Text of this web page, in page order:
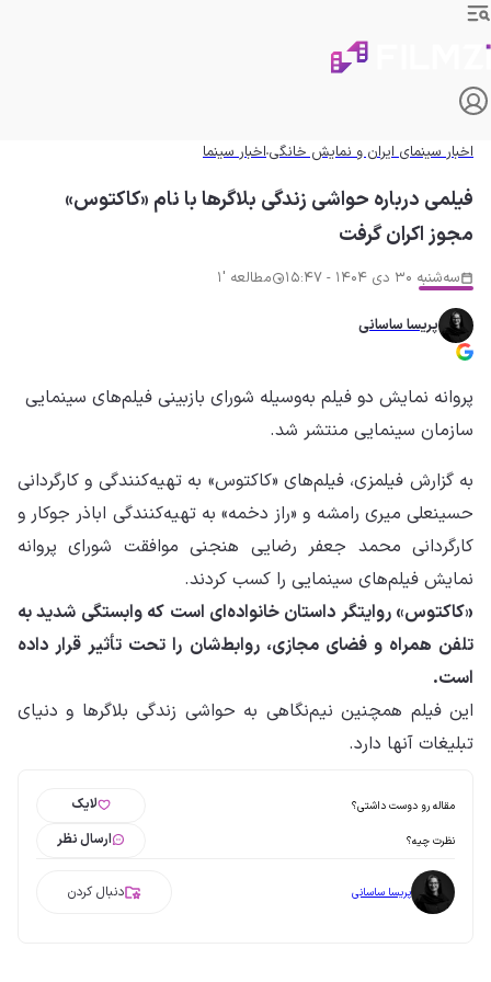
اخبار سینمای ایران و نمایش خانگیاخبار سینما
فیلمی درباره حواشی زندگی بلاگرها با نام «کاکتوس»
مجوز اکران گرفت
سه‌شنبه 30 دی 1404 - 15:47 مطالعه '1
پریسا ساسانی
پروانه نمایش دو فیلم به‌وسیله شورای بازبینی فیلم‌های سینمایی
سازمان سینمایی منتشر شد.
به گزارش فیلمزی، فیلم‌های «کاکتوس» به تهیه‌کنندگی و کارگردانی
حسینعلی میری رامشه و «راز دخمه» به تهیه‌کنندگی اباذر جوکار و
کارگردانی محمد جعفر رضایی هنجنی موافقت شورای پروانه
نمایش فیلم‌های سینمایی را کسب کردند.
«کاکتوس» روایتگر داستان خانواده‌ای است که وابستگی شدید به
تلفن همراه و فضای مجازی، روابط‌شان را تحت تأثیر قرار داده
است.
این فیلم همچنین نیم‌نگاهی به حواشی زندگی بلاگرها و دنیای
تبلیغات آنها دارد.
مقاله رو دوست داشتی؟ لایک
نظرت چیه؟ ارسال نظر
پریسا ساسانی دنبال کردن